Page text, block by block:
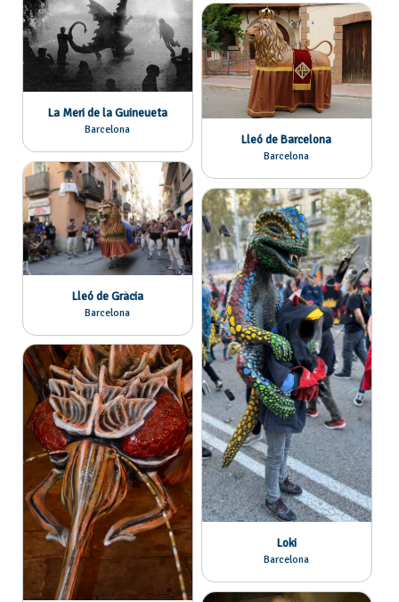
La Meri de la Guineueta
Barcelona
Lleó de Barcelona
Barcelona
Lleó de Gràcia
Barcelona
Loki
Barcelona